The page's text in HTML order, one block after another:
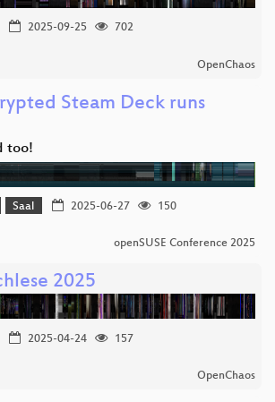
2025-09-25
702
OpenChaos
Steam Deck runs
too!
Saal 2025-06-27
150
openSUSE Conference 2025
2025
2025-04-24
157
OpenChaos